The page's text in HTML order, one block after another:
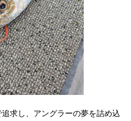
求し、アングラーの夢を詰め込